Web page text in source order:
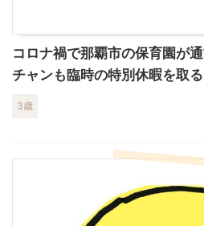
コロナ禍で那覇市の保育園が
チャンも臨時の特別休暇を取
3歳